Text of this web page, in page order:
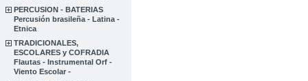
PERCUSION - BATERIAS
Percusión brasileña - Latina -
Etnica
TRADICIONALES,
ESCOLARES y COFRADIA
Flautas - Instrumental Orf -
Viento Escolar -